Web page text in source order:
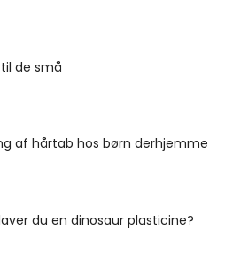
de små
af hårtab hos børn derhjemme
du en dinosaur plasticine?